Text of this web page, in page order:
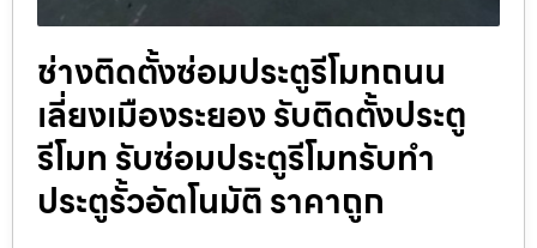
ช่างติดตั้งซ่อมประตูรีโมทถนน
เลี่ยงเมืองระยอง รับติดตั้งประตู
รีโมท รับซ่อมประตูรีโมทรับทำ
ประตูรั้วอัตโนมัติ ราคาถูก